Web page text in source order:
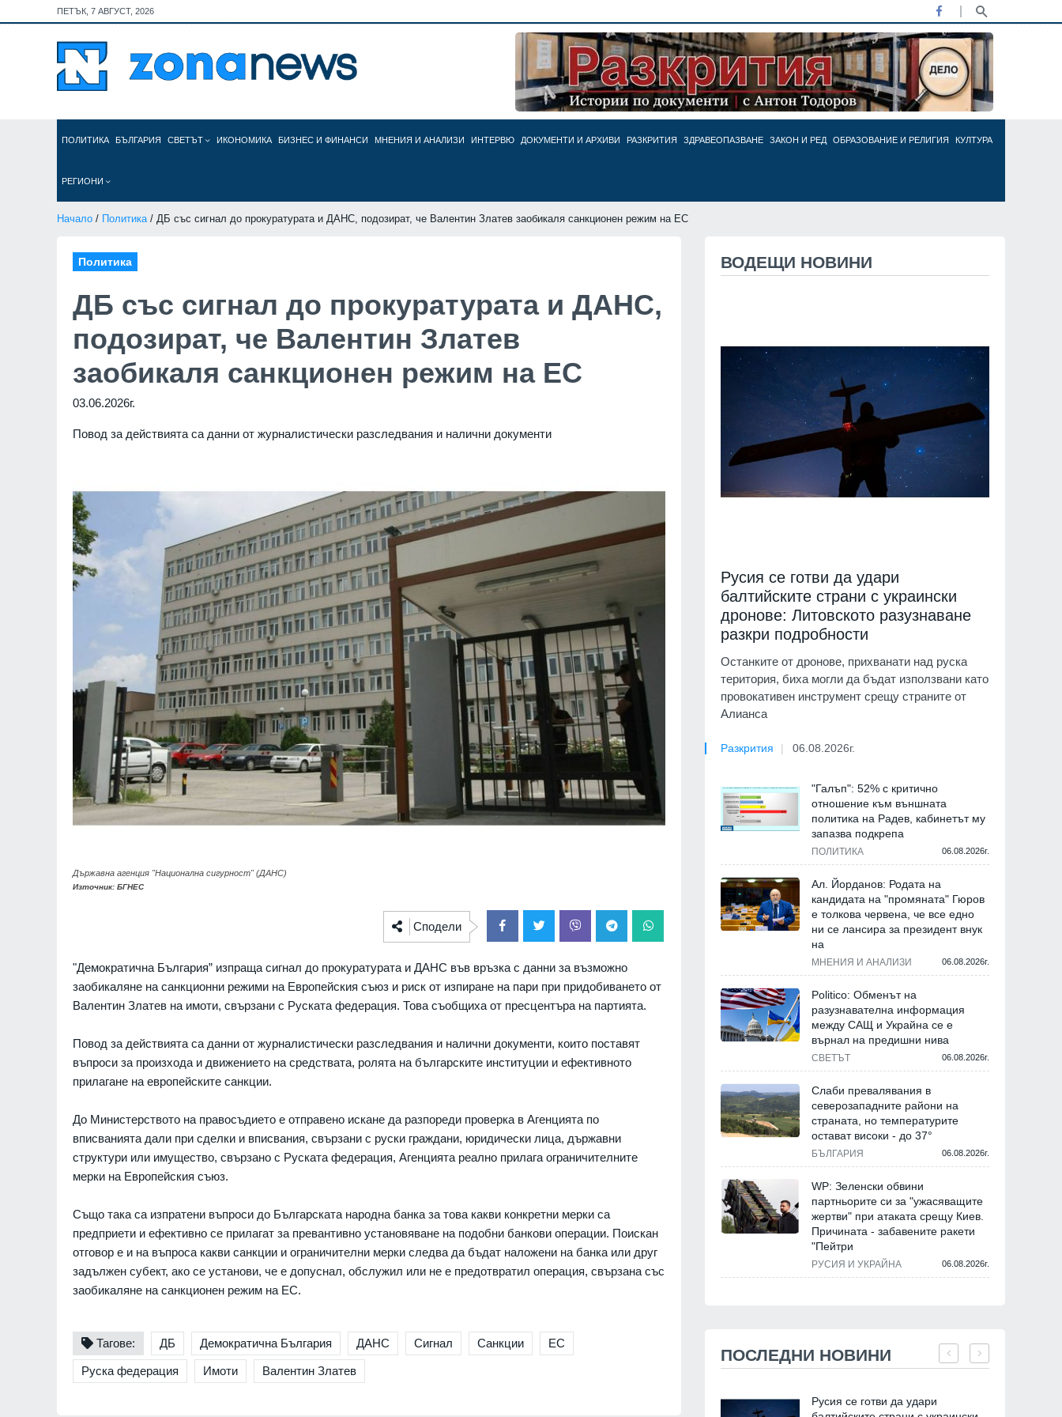
ПЕТЪК, 7 АВГУСТ, 2026
ПОЛИТИКА БЪЛГАРИЯ СВЕТЪТ ИКОНОМИКА БИЗНЕС И ФИНАНСИ МНЕНИЯ И АНАЛИЗИ ИНТЕРВЮ ДОКУМЕНТИ И АРХИВИ РАЗКРИТИЯ ЗДРАВЕОПАЗВАНЕ ЗАКОН И РЕД ОБРАЗОВАНИЕ И РЕЛИГИЯ КУЛТУРА
РЕГИОНИ
Начало / Политика/ ДБ със сигнал до прокуратурата и ДАНС, подозират, че Валентин Златев заобикаля санкционен режим на ЕС
Политика
ДБ със сигнал до прокуратурата и ДАНС,
подозират, че Валентин Златев
заобикаля санкционен режим на ЕС
03.06.2026г.
Повод за действията са данни от журналистически разследвания и налични документи
Държавна агенция "Национална сигурност" (ДАНС)
Източник: БГНЕС
Сподели
"Демократична България” изпраща сигнал до прокуратурата и ДАНС във връзка с данни за възможно
заобикаляне на санкционни режими на Европейския съюз и риск от изпиране на пари при придобиването от
Валентин Златев на имоти, свързани с Руската федерация. Това съобщиха от пресцентъра на партията.
Повод за действията са данни от журналистически разследвания и налични документи, които поставят
въпроси за произхода и движението на средствата, ролята на българските институции и ефективното
прилагане на европейските санкции.
До Министерството на правосъдието е отправено искане да разпореди проверка в Агенцията по
вписванията дали при сделки и вписвания, свързани с руски граждани, юридически лица, държавни
структури или имущество, свързано с Руската федерация, Агенцията реално прилага ограничителните
мерки на Европейския съюз.
Също така са изпратени въпроси до Българската народна банка за това какви конкретни мерки са
предприети и ефективно се прилагат за превантивно установяване на подобни банкови операции. Поискан
отговор е и на въпроса какви санкции и ограничителни мерки следва да бъдат наложени на банка или друг
задължен субект, ако се установи, че е допуснал, обслужил или не е предотвратил операция, свързана със
заобикаляне на санкционен режим на ЕС.
Тагове: ДБ Демократична България ДАНС Сигнал Санкции ЕС
Руска федерация Имоти Валентин Златев
ВОДЕЩИ НОВИНИ
Русия се готви да удари
балтийските страни с украински
дронове: Литовското разузнаване
разкри подробности
Останките от дронове, прихванати над руска
територия, биха могли да бъдат използвани като
провокативен инструмент срещу страните от
Алианса
Разкрития 06.08.2026г.
"Галъп": 52% с критично
отношение към външната
политика на Радев, кабинетът му
запазва подкрепа
ПОЛИТИКА 06.08.2026г.
Ал. Йорданов: Родата на
кандидата на "промяната" Гюров
е толкова червена, че все едно
ни се лансира за президент внук
на
МНЕНИЯ И АНАЛИЗИ 06.08.2026г.
Politico: Обменът на
разузнавателна информация
между САЩ и Украйна се е
върнал на предишни нива
СВЕТЪТ 06.08.2026г.
Слаби превалявания в
северозападните райони на
страната, но температурите
остават високи - до 37°
БЪЛГАРИЯ 06.08.2026г.
WP: Зеленски обвини
партньорите си за "ужасяващите
жертви" при атаката срещу Киев.
Причината - забавените ракети
"Пейтри
РУСИЯ И УКРАЙНА 06.08.2026г.
ПОСЛЕДНИ НОВИНИ
Русия се готви да удари